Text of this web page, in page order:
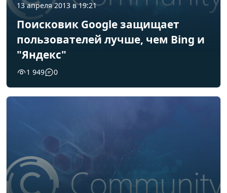
13 апреля 2013 в 19:21
Поисковик Google защищает
пользователей лучше, чем Bing и
"Яндекс"
1 949 0